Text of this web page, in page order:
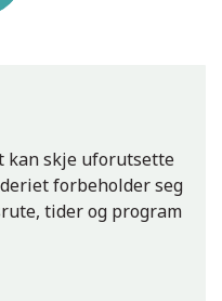
kan skje uforutsette
forbeholder seg
tider og program